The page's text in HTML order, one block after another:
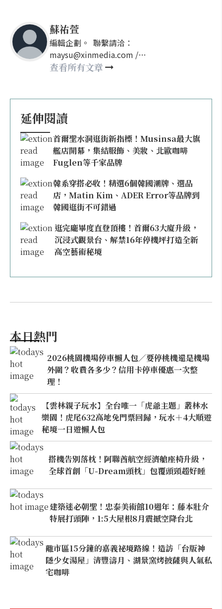
蘇祐萱
編輯企劃。 聯繫請洽：
maysu@xinmedia.com /
may860527@gmail.com
查看所有文章
延伸閱讀
首爾聖水洞逛街新指標！Musinsa最大旗
艦店開幕，集結服飾、美妝、北歐咖啡
Fuglen等千家品牌
韓系穿搭必收！精選6個韓國潮牌、選品
店，Matin Kim、ADER Error等品牌到
韓國逛街不可錯過
逛完龐畢度直登頂樓！首爾63大廈升級，
沉浸式觀景台、解禁16年停機坪打造全新
高空藝術秘境
本日熱門
2026桃園機場停車懶人包／要停桃機還是機場
外圍？收費各多少？信用卡停車優惠一次整
理！
【雲林親子玩水】全台唯一「虎爺主題」叢林水
樂園！虎尾632高地免門票回歸，玩水＋4大順遊
秘境一日遊懶人包
搭機告別落枕！阿聯酋航空經濟艙座椅升級，
全球首創「U-Dream頭枕」包覆頭頸超好睡
建築迷必朝聖！忠泰美術館10週年：藤本壯介
特展打頭陣，1:5大屋根8月震撼空降台北
離市區15分鐘的嘉義祕境路線！造訪「台版神
隱少女湯屋」清豐濤月、湖景窯烤披薩與人氣私
宅咖啡